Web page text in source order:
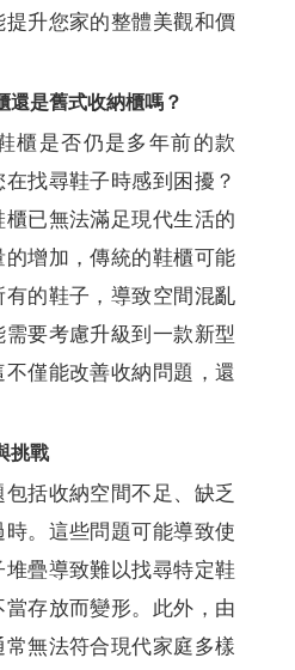
升您家的整體美觀和價
還是舊式收納櫃嗎？
櫃是否仍是多年前的款
找尋鞋子時感到困擾？
已無法滿足現代生活的
增加，傳統的鞋櫃可能
的鞋子，導致空間混亂
要考慮升級到一款新型
僅能改善收納問題，還
挑戰
括收納空間不足、缺乏
。這些問題可能導致使
疊導致難以找尋特定鞋
存放而變形。此外，由
無法符合現代家庭多樣